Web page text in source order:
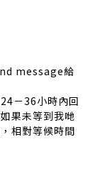
message給
－36小時內回
果未等到我哋
相對等候時間